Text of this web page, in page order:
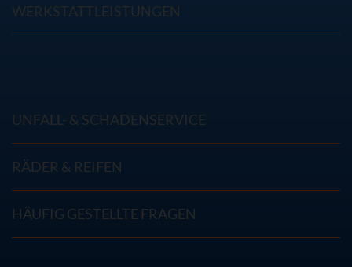
WERKSTATTLEISTUNGEN
UNFALL- & SCHADENSERVICE
RÄDER & REIFEN
HÄUFIG GESTELLTE FRAGEN